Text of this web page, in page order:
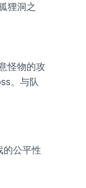
狸洞之
怪物的攻
。与队
的公平性